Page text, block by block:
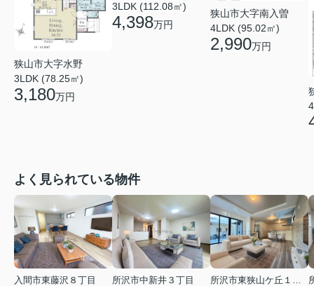
狭山市大字水野
3LDK (78.25㎡)
3,180万円
3LDK (112.08㎡)
4,398万円
狭山市大字南入曽
4LDK (95.02㎡)
2,990万円
よく見られている物件
入間市東藤沢８丁目
所沢市中新井３丁目
所沢市東狭山ケ丘１丁目